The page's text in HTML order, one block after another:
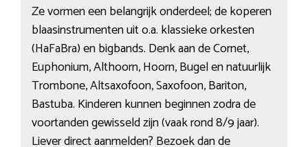
Ze vormen een belangrijk onderdeel; de koperen
blaasinstrumenten uit o.a. klassieke orkesten
(HaFaBra) en bigbands. Denk aan de Cornet,
Euphonium, Althoorn, Hoorn, Bugel en natuurlijk
Trombone, Altsaxofoon, Saxofoon, Bariton,
Bastuba. Kinderen kunnen beginnen zodra de
voortanden gewisseld zijn (vaak rond 8/9 jaar).
Liever direct aanmelden? Bezoek dan de